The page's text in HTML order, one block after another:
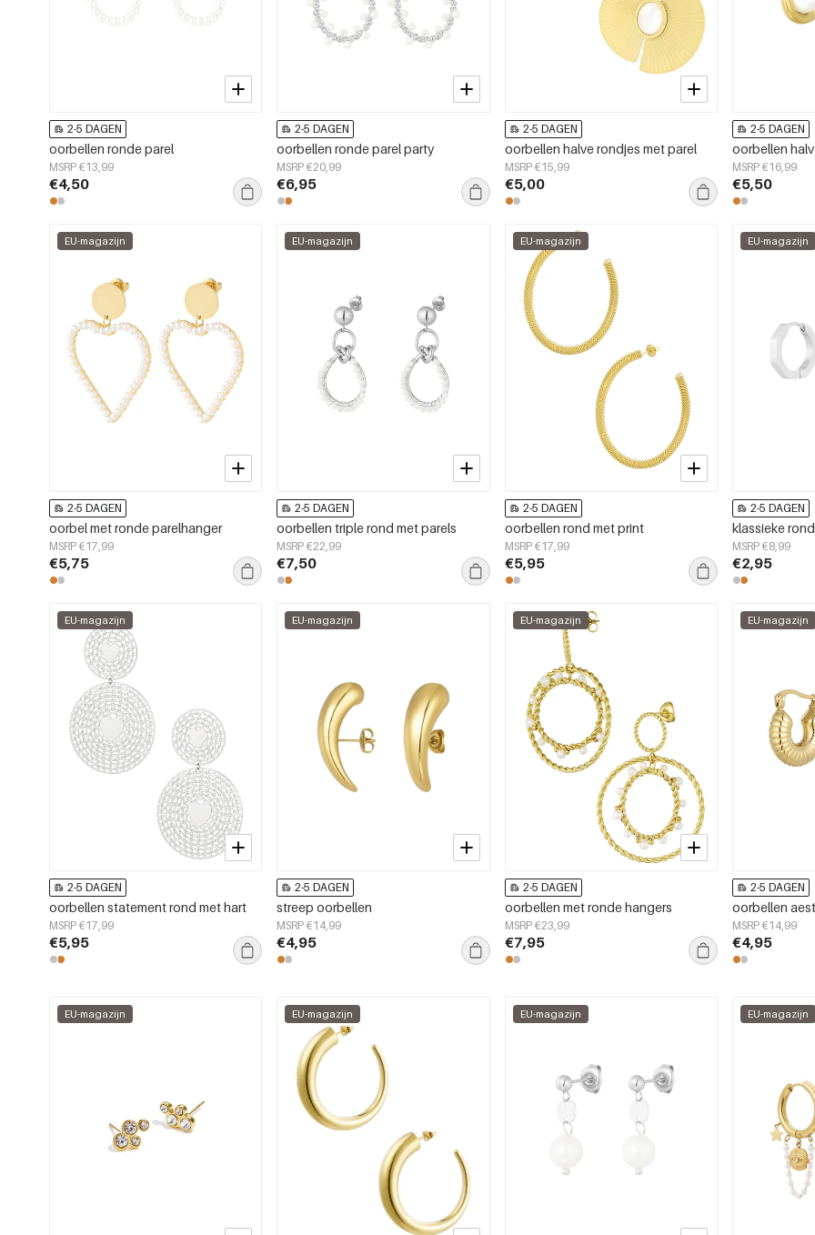
2-5 DAGEN
oorbellen ronde parel
MSRP €13,99
€4,50
2-5 DAGEN
oorbellen ronde parel party
MSRP €20,99
€6,95
2-5 DAGEN
oorbellen halve rondjes met parel
MSRP €15,99
€5,00
2-5 DAGEN
oorbellen
MSRP €16,99
€5,50
EU-magazijn
2-5 DAGEN
oorbel met ronde parelhanger
MSRP €17,99
€5,75
EU-magazijn
2-5 DAGEN
oorbellen triple rond met parels
MSRP €22,99
€7,50
EU-magazijn
2-5 DAGEN
oorbellen rond met print
MSRP €17,99
€5,95
EU-magazijn
2-5 DAGEN
klassieke
MSRP €8,99
€2,95
EU-magazijn
2-5 DAGEN
oorbellen statement rond met hart
MSRP €17,99
€5,95
EU-magazijn
2-5 DAGEN
streep oorbellen
MSRP €14,99
€4,95
EU-magazijn
2-5 DAGEN
oorbellen met ronde hangers
MSRP €23,99
€7,95
EU-magazijn
2-5 DAGEN
oorbellen
MSRP €14,99
€4,95
EU-magazijn EU-magazijn EU-magazijn EU-magazijn